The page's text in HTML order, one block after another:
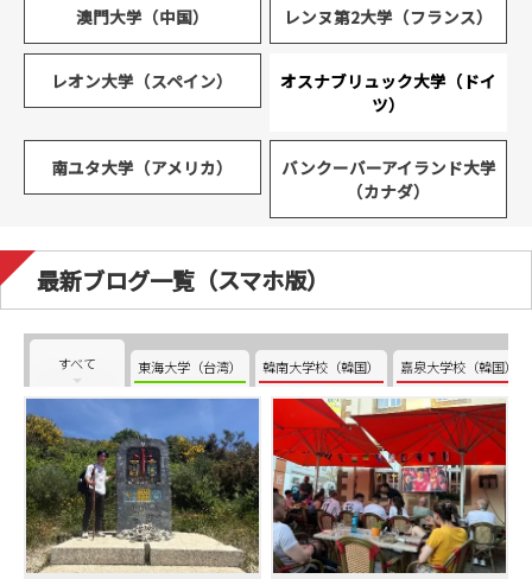
澳門大学（中国） レンヌ第2大学（フランス）
レオン大学（スペイン）
オスナブリュック大学（ドイ
ツ）
南ユタ大学（アメリカ）
バンクーバーアイランド大学
（カナダ）
最新ブログ一覧（スマホ版）
すべて 東海大学（台湾） 韓南大学校（韓国） 嘉泉大学校（韓国）